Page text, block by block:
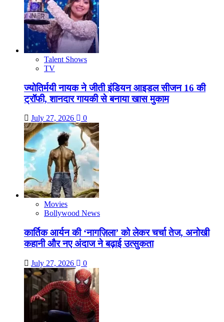
Talent Shows
TV
ज्योतिर्मयी नायक ने जीती इंडियन आइडल सीजन 16 की
ट्रॉफी, शानदार गायकी से बनाया खास मुकाम
July 27, 2026 0
Movies
Bollywood News
कार्तिक आर्यन की ‘नागज़िला’ को लेकर चर्चा तेज, अनोखी
कहानी और नए अंदाज ने बढ़ाई उत्सुकता
July 27, 2026 0